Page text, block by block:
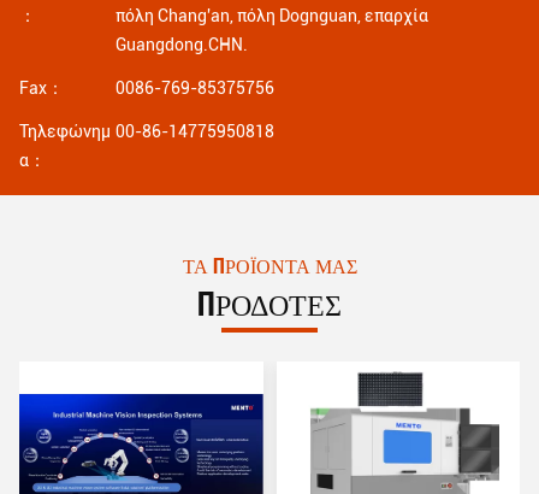
：
πόλη Chang'an, πόλη Dognguan, επαρχία
Guangdong.CHN.
Fax： 0086-769-85375756
Τηλεφώνημ
α：
00-86-14775950818
ΤΑ ΠΡΟΪΌΝΤΑ ΜΑΣ
ΠΡΟΔΟΤΕΣ